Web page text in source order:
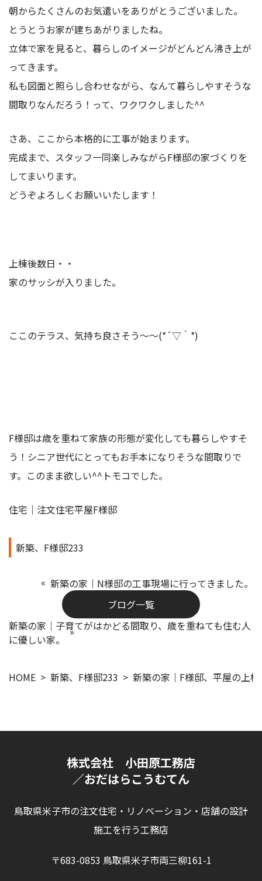
朝からたくさんのお気遣いをありがとうございました。
とうとうお家が建ちあがりましたね。
立体で家を見ると、暮らしのイメージがどんどん沸き上が
ってきます。
私も図面と照らし合わせながら、なんて暮らしやすそうな
間取りなんだろう！って、ワクワクしました^^
さあ、ここから本格的に工事が始まります。
完成まで、スタッフ一同楽しみながらF様邸の家づくりを
してまいります。
どうぞよろしくお願いいたします！
上棟後数日・・
家のサッシが入りました。
ここのテラス、気持ち良さそう～～(*´▽｀*)
F様邸は歳を重ねて家族の形態が変化しても暮らしやすそ
う！シニア世代にとってもお手本になりそうな間取りで
す。このまま欲しい^^トモコでした。
住宅｜注文住宅平屋F様邸
新築、F様邸233
新築の家｜N様邸の工事現場に行ってきました。
ブログ一覧
新築の家｜子育てがはかどる間取り、歳を重ねても住む人
に優しい家。
HOME 新築、F様邸233 新築の家｜F様邸、平屋の上
株式会社 小田原工務店
／おだはらこうむてん
鳥取県米子市の注文住宅・リノベーション・店舗の設計
施工を行う工務店
〒683-0853 鳥取県米子市両三柳161-1